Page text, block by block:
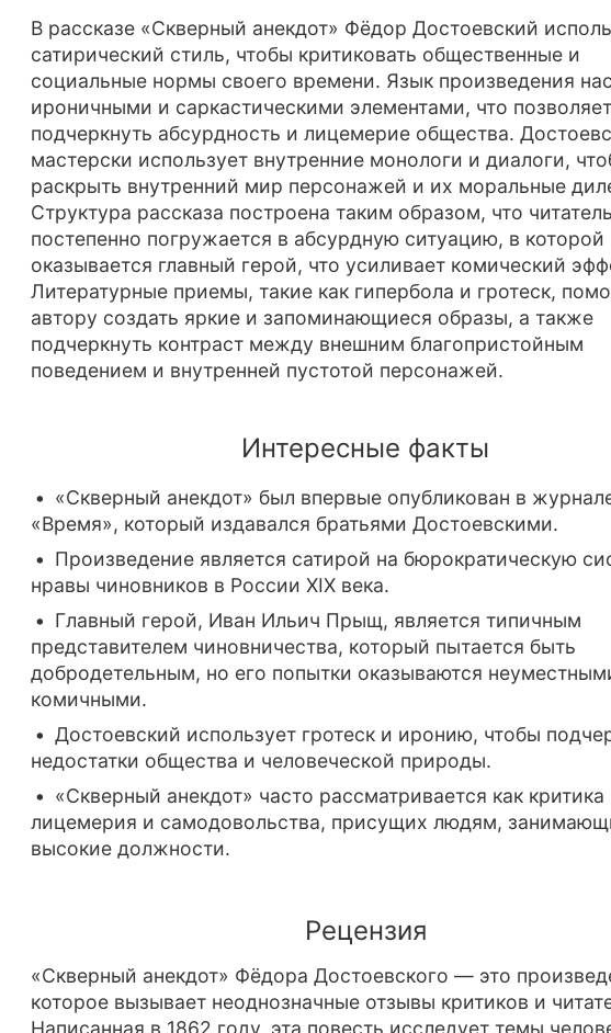
В рассказе «Скверный анекдот» Фёдор Достоевский
сатирический стиль, чтобы критиковать общественные и
социальные нормы своего времени. Язык произведения
ироничными и саркастическими элементами, что
подчеркнуть абсурдность и лицемерие общества.
мастерски использует внутренние монологи и диалоги,
раскрыть внутренний мир персонажей и их моральные
Структура рассказа построена таким образом, что
постепенно погружается в абсурдную ситуацию, в которой
оказывается главный герой, что усиливает комический
Литературные приемы, такие как гипербола и гротеск,
автору создать яркие и запоминающиеся образы, а также
подчеркнуть контраст между внешним благопристойным
поведением и внутренней пустотой персонажей.
Интересные факты
«Скверный анекдот» был впервые опубликован в
«Время», который издавался братьями Достоевскими.
Произведение является сатирой на бюрократическую
нравы чиновников в России XIX века.
Главный герой, Иван Ильич Прыщ, является типичным
представителем чиновничества, который пытается быть
добродетельным, но его попытки оказываются
комичными.
Достоевский использует гротеск и иронию, чтобы
недостатки общества и человеческой природы.
«Скверный анекдот» часто рассматривается как критика
лицемерия и самодовольства, присущих людям,
высокие должности.
Рецензия
«Скверный анекдот» Фёдора Достоевского — это
которое вызывает неоднозначные отзывы критиков и
Написанная в 1862 году, эта повесть исследует темы